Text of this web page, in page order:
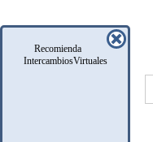
Recomienda
IntercambiosVirtuales